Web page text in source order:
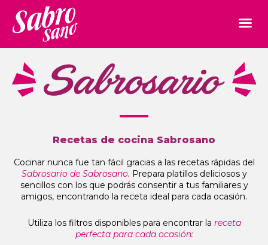
Recetas de cocina Sabrosano
Cocinar nunca fue tan fácil gracias a las recetas rápidas del
Sabrosario de Sabrosano. Prepara platillos deliciosos y
sencillos con los que podrás consentir a tus familiares y
amigos, encontrando la receta ideal para cada ocasión.
Utiliza los filtros disponibles para encontrar la receta
perfecta para cada ocasión: